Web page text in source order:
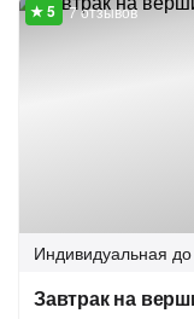
7 отзывов
Индивидуальная
Завтрак на